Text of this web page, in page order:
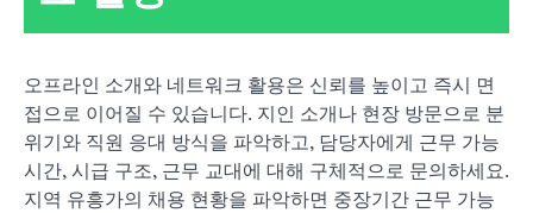
오프라인 소개와 네트워크 활용은 신뢰를 높이고 즉시 면
접으로 이어질 수 있습니다. 지인 소개나 현장 방문으로 분
위기와 직원 응대 방식을 파악하고, 담당자에게 근무 가능
시간, 시급 구조, 근무 교대에 대해 구체적으로 문의하세요.
지역 유흥가의 채용 현황을 파악하면 중장기간 근무 가능